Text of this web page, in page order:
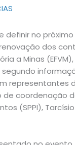
definir no
dos
a Minas
representantes
de coordenação
(SPPI),